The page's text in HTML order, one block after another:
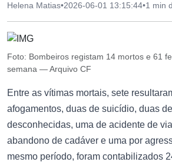
Helena Matias•2026-06-01 13:15:44•1 min
Foto: Bombeiros registam 14 mortos e 61
semana — Arquivo CF
Entre as vítimas mortais, sete
afogamentos, duas de suicídio, duas
desconhecidas, uma de acidente de
abandono de cadáver e uma por
mesmo período, foram contabilizados